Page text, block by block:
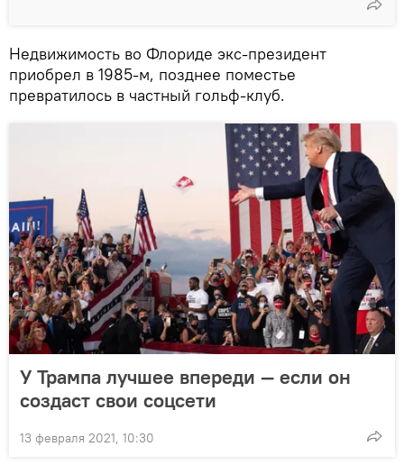
Недвижимость во Флориде экс-президент
приобрел в 1985-м, позднее поместье
превратилось в частный гольф-клуб.
У Трампа лучшее впереди — если он
создаст свои соцсети
13 февраля 2021, 10:30